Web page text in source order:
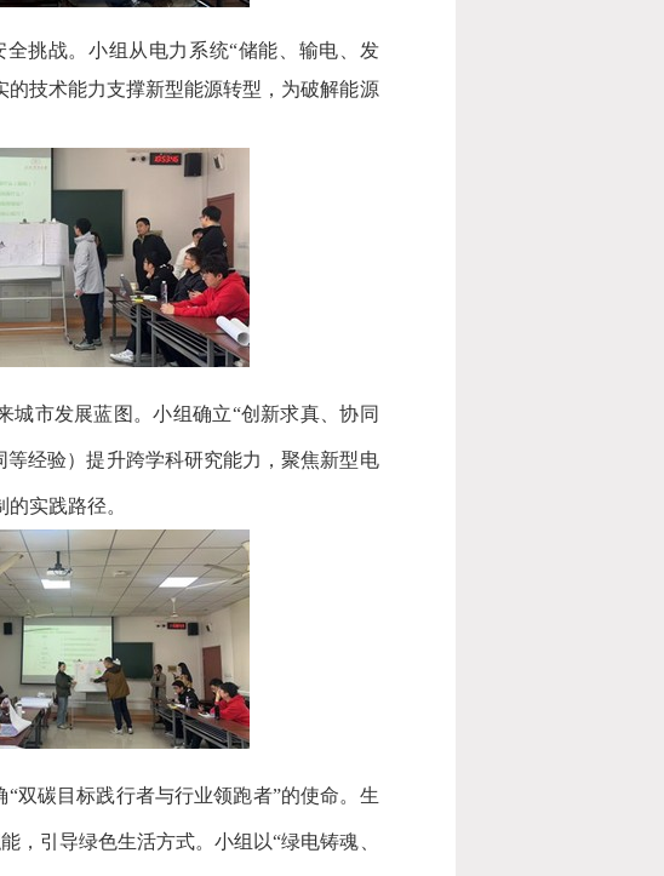
全挑战。小组从电力系统“储能、输电、发
的技术能力支撑新型能源转型，为破解能源
城市发展蓝图。小组确立“创新求真、协同
等经验）提升跨学科研究能力，聚焦新型电
实践路径。
“双碳目标践行者与行业领跑者”的使命。生
，引导绿色生活方式。小组以“绿电铸魂、